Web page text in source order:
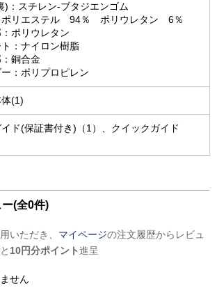
)：スチレン-ブタジエンゴム
ポリエステル 94％ ポリウレタン 6％
ポリウレタン
：ナイロン樹脂
銅合金
：ポリプロピレン
(1)
ド(保証書付き)（1）、クイックガイド
(全0件)
いただき、 マイページの注文履歴からレビュ
10円分ポイント進呈
せん